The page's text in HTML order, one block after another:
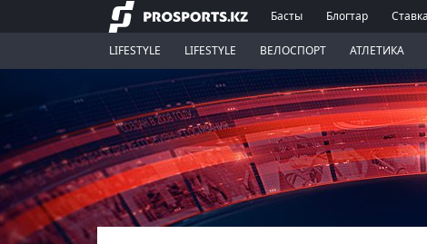
Басты Блогтар
LIFESTYLE LIFESTYLE ВЕЛОСПОРТ АТЛЕТИКА